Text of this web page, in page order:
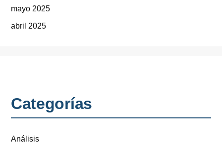
mayo 2025
abril 2025
Categorías
Análisis